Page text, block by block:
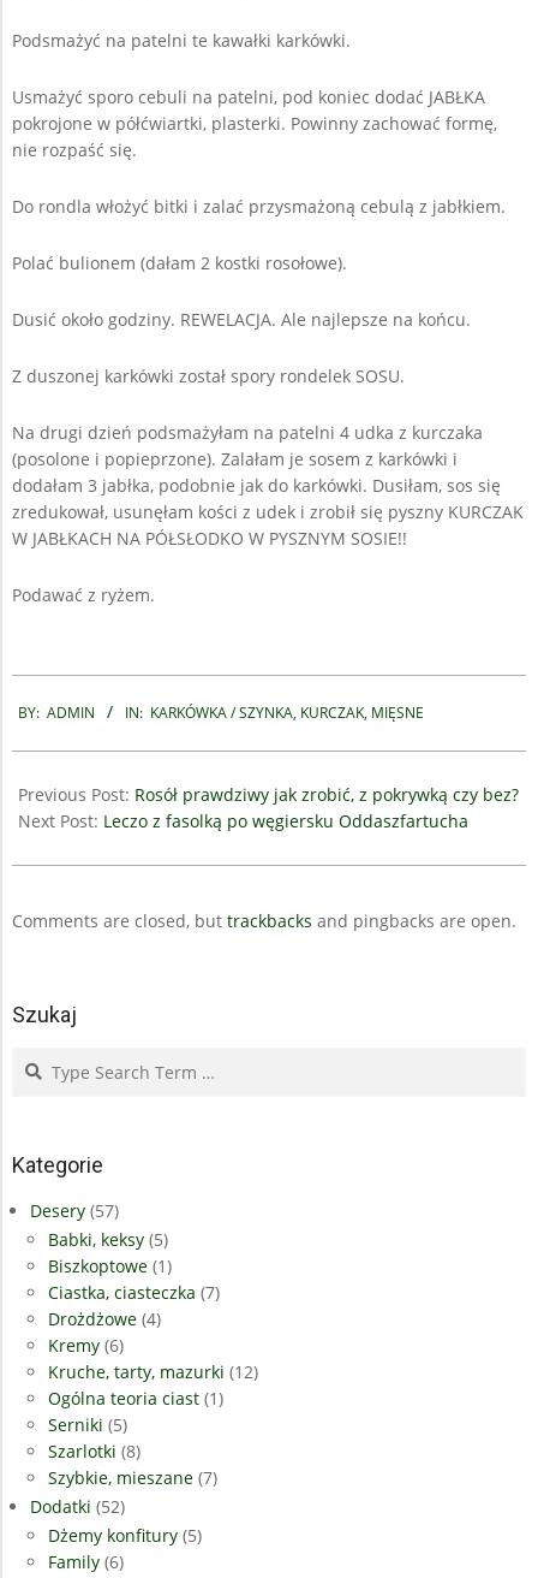
Podsmażyć na patelni te kawałki karkówki.
Usmażyć sporo cebuli na patelni, pod koniec dodać JABŁKA
pokrojone w półćwiartki, plasterki. Powinny zachować formę,
nie rozpaść się.
Do rondla włożyć bitki i zalać przysmażoną cebulą z jabłkiem.
Polać bulionem (dałam 2 kostki rosołowe).
Dusić około godziny. REWELACJA. Ale najlepsze na końcu.
Z duszonej karkówki został spory rondelek SOSU.
Na drugi dzień podsmażyłam na patelni 4 udka z kurczaka
(posolone i popieprzone). Zalałam je sosem z karkówki i
dodałam 3 jabłka, podobnie jak do karkówki. Dusiłam, sos się
zredukował, usunęłam kości z udek i zrobił się pyszny KURCZAK
W JABŁKACH NA PÓŁSŁODKO W PYSZNYM SOSIE!!
Podawać z ryżem.
09-
BY: ADMIN IN: KARKÓWKA / SZYNKA, KURCZAK, MIĘSNE
Previous Post: Rosół prawdziwy jak zrobić, z pokrywką czy bez?
Next Post: Leczo z fasolką po węgiersku Oddaszfartucha
Comments are closed, but trackbacks and pingbacks are open.
Szukaj
Search
Kategorie
Desery (57)
Babki, keksy (5)
Biszkoptowe (1)
Ciastka, ciasteczka (7)
Drożdżowe (4)
Kremy (6)
Kruche, tarty, mazurki (12)
Ogólna teoria ciast (1)
Serniki (5)
Szarlotki (8)
Szybkie, mieszane (7)
Dodatki (52)
Dżemy konfitury (5)
Family (6)